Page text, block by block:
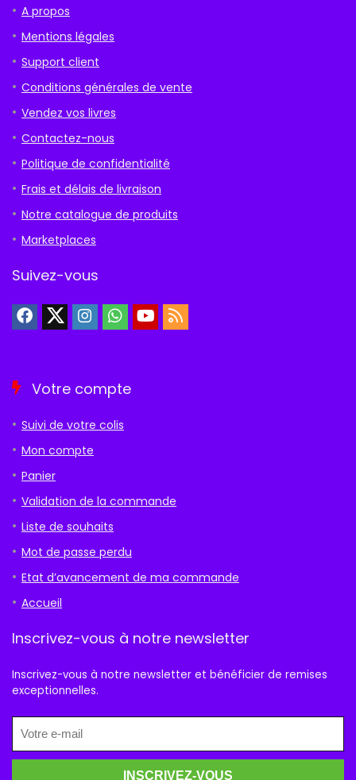
A propos
Mentions légales
Support client
Conditions générales de vente
Vendez vos livres
Contactez-nous
Politique de confidentialité
Frais et délais de livraison
Notre catalogue de produits
Marketplaces
Suivez-vous
Votre compte
Suivi de votre colis
Mon compte
Panier
Validation de la commande
Liste de souhaits
Mot de passe perdu
Etat d’avancement de ma commande
Accueil
Inscrivez-vous à notre newsletter
Inscrivez-vous à notre newsletter et bénéficier de remises
exceptionnelles.